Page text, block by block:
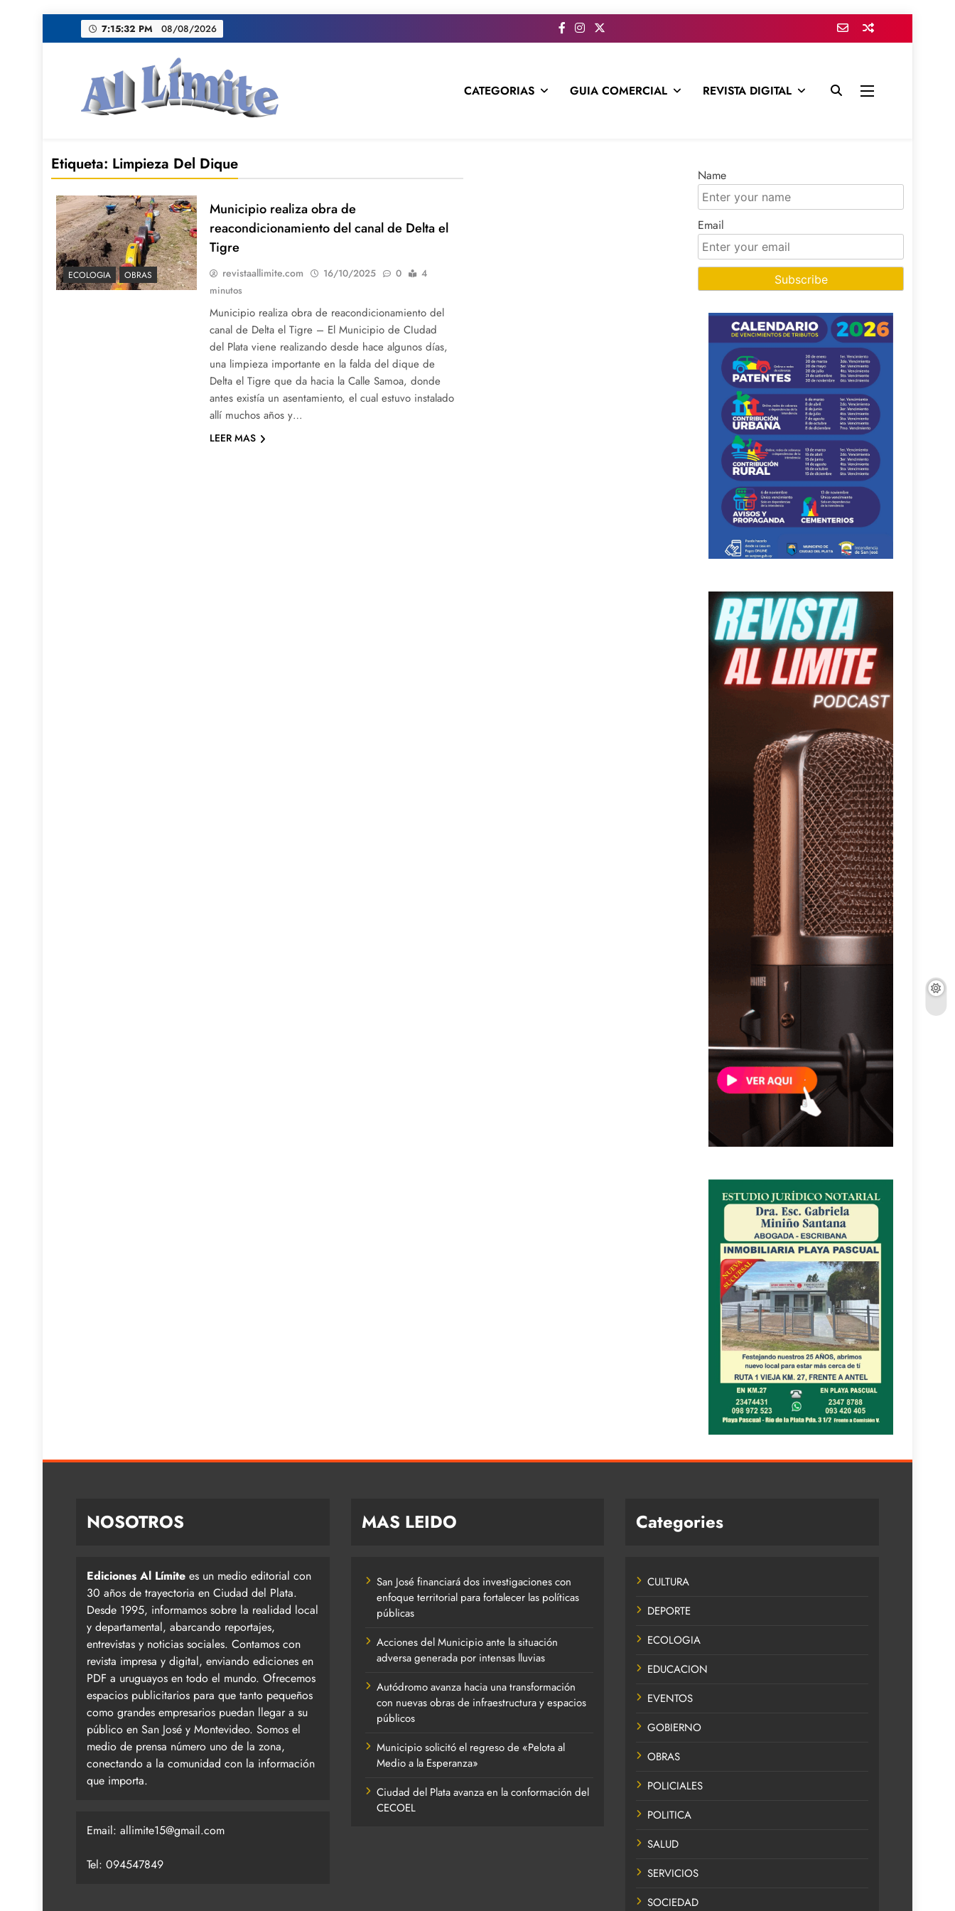
al
7:15:33 PM 08/08/2026
CATEGORIAS GUIA COMERCIAL REVISTA DIGITAL
Etiqueta: Limpieza Del Dique
ECOLOGIA OBRAS
Municipio realiza obra de
reacondicionamiento del canal de Delta el
Tigre
revistaallimite.com 16/10/2025 0
4
minutos
Municipio realiza obra de reacondicionamiento del
canal de Delta el Tigre – El Municipio de CIudad
del Plata viene realizando desde hace algunos días,
una limpieza importante en la falda del dique de
Delta el Tigre que da hacia la Calle Samoa, donde
antes existía un asentamiento, el cual estuvo instalado
allí muchos años y…
LEER MAS
Name
Email
NOSOTROS
Ediciones Al Límite es un medio editorial con
30 años de trayectoria en Ciudad del Plata.
Desde 1995, informamos sobre la realidad local
y departamental, abarcando reportajes,
entrevistas y noticias sociales. Contamos con
revista impresa y digital, enviando ediciones en
PDF a uruguayos en todo el mundo. Ofrecemos
espacios publicitarios para que tanto pequeños
como grandes empresarios puedan llegar a su
público en San José y Montevideo. Somos el
medio de prensa número uno de la zona,
conectando a la comunidad con la información
que importa.
Email: allimite15@gmail.com
Tel: 094547849
MAS LEIDO
San José financiará dos investigaciones con
enfoque territorial para fortalecer las políticas
públicas
Acciones del Municipio ante la situación
adversa generada por intensas lluvias
Autódromo avanza hacia una transformación
con nuevas obras de infraestructura y espacios
públicos
Municipio solicitó el regreso de «Pelota al
Medio a la Esperanza»
Ciudad del Plata avanza en la conformación del
CECOEL
Categories
CULTURA
DEPORTE
ECOLOGIA
EDUCACION
EVENTOS
GOBIERNO
OBRAS
POLICIALES
POLITICA
SALUD
SERVICIOS
SOCIEDAD